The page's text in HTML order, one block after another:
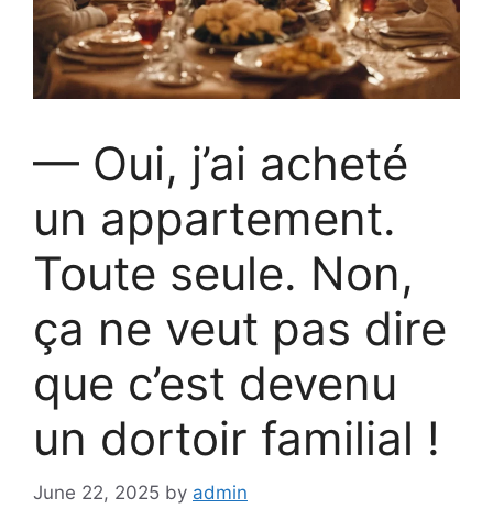
— Oui, j’ai acheté
un appartement.
Toute seule. Non,
ça ne veut pas dire
que c’est devenu
un dortoir familial !
June 22, 2025 by admin